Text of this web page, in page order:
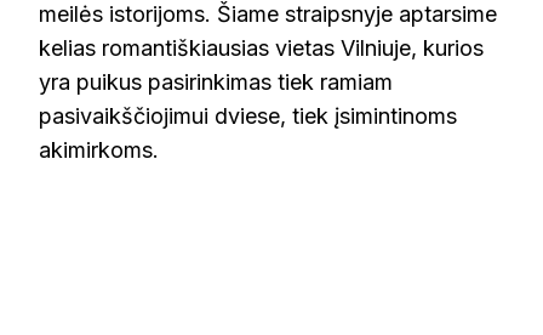
meilės istorijoms. Šiame straipsnyje aptarsime
kelias romantiškiausias vietas Vilniuje, kurios
yra puikus pasirinkimas tiek ramiam
pasivaikščiojimui dviese, tiek įsimintinoms
akimirkoms.